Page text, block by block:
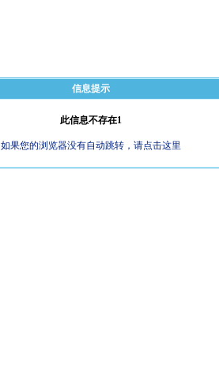
信息提示
此信息不存在1
如果您的浏览器没有自动跳转，请点击这里